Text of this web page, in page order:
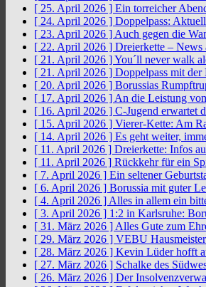
[ 25. April 2026 ] Ein torreicher
[ 24. April 2026 ] Doppelpass:
[ 23. April 2026 ] Auch gegen die
[ 22. April 2026 ] Dreierkette – News
[ 21. April 2026 ]You´ll never walk
[ 21. April 2026 ] Doppelpass mit der
[ 20. April 2026 ] Borussias
[ 17. April 2026 ] An die Leistung
[ 16. April 2026 ] C-Jugend erwartet
[ 15. April 2026 ] Vierer-Kette: Am
[ 14. April 2026 ] Es geht weiter,
[ 11. April 2026 ] Dreierkette: Infos
[ 11. April 2026 ] Rückkehr für ein
[ 7. April 2026 ] Ein seltener
[ 6. April 2026 ] Borussia mit guter
[ 4. April 2026 ] Alles in allem ein
[ 3. April 2026 ] 1:2 in Karlsruhe:
[ 31. März 2026 ] Alles Gute zum
[ 29. März 2026 ] VEBU
[ 28. März 2026 ] Kevin Lüder hofft
[ 27. März 2026 ] Schalke des
[ 26. März 2026 ] Der